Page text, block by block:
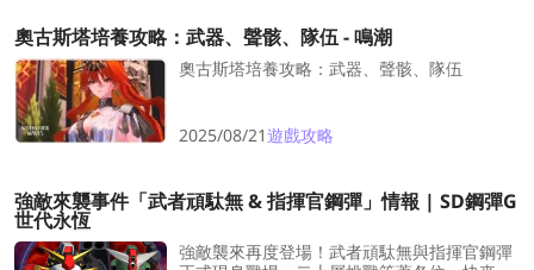
奧古斯塔培養攻略：武器、聲骸、隊伍 - 鳴潮
奧古斯塔培養攻略：武器、聲骸、隊伍
2025/08/21遊戲攻略
強敵來襲事件「武者頑駄無 & 指揮官鋼彈」情報 | SD鋼彈G
世代永恆
強敵襲來再度登場！武者頑駄無與指揮官鋼彈